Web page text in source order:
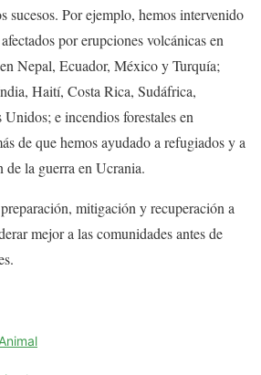
sucesos. Por ejemplo, hemos intervenido
por erupciones volcánicas en
Nepal, Ecuador, México y Turquía;
Haití, Costa Rica, Sudáfrica,
e incendios forestales en
de que hemos ayudado a refugiados y a
de la guerra en Ucrania.
mitigación y recuperación a
mejor a las comunidades antes de